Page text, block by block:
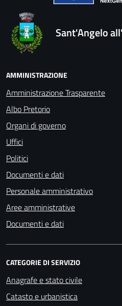
Sant'Angelo
AMMINISTRAZIONE
Amministrazione Trasparente
Albo Pretorio
Organi di governo
Uffici
Politici
Documenti e dati
Personale amministrativo
Aree amministrative
Documenti e dati
CATEGORIE DI SERVIZIO
Anagrafe e stato civile
Catasto e urbanistica